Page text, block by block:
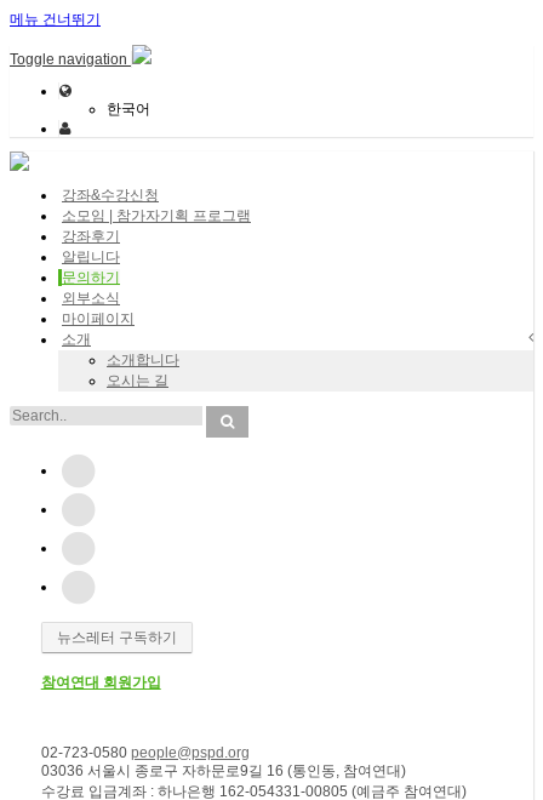
메뉴 건너뛰기
Toggle navigation
한국어
강좌&수강신청
소모임 | 참가자기획 프로그램
강좌후기
알립니다
문의하기
외부소식
마이페이지
소개
소개합니다
오시는 길
뉴스레터 구독하기
참여연대 회원가입
02-723-0580 people@pspd.org
03036 서울시 종로구 자하문로9길 16 (통인동, 참여연대)
수강료 입금계좌 : 하나은행 162-054331-00805 (예금주 참여연대)